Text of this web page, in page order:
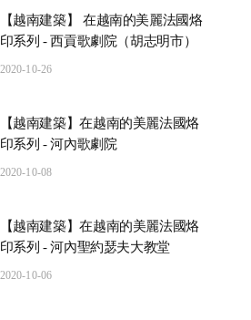
【越南建築】 在越南的美麗法國烙
印系列 - 西貢歌劇院（胡志明市）
2020-10-26
【越南建築】在越南的美麗法國烙
印系列 - 河內歌劇院
2020-10-08
【越南建築】在越南的美麗法國烙
印系列 - 河內聖約瑟夫大教堂
2020-10-06